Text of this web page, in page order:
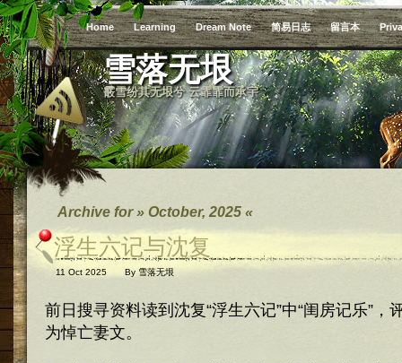
Home Learning Dream Note 简易日志 留言本
雪落无垠
霰雪纷其无垠兮 云霏霏而承宇
Archive for » October, 2025 «
浮生六记与沈复
11 Oct 2025 By 雪落无垠
前日搜寻资料读到沈复“浮生六记”中“闺房记乐”，
为悼亡妻文。